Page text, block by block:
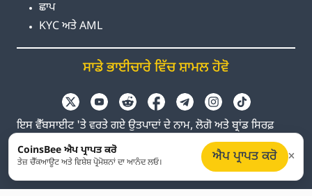
ਛਾਪ
KYC ਅਤੇ AML
ਸਾਡੇ ਭਾਈਚਾਰੇ ਵਿੱਚ ਸ਼ਾਮਲ ਹੋਵੋ
ਇਸ ਵੈੱਬਸਾਈਟ 'ਤੇ ਵਰਤੇ ਗਏ ਉਤਪਾਦਾਂ ਦੇ ਨਾਮ, ਲੋਗੋ ਅਤੇ ਬ੍ਰਾਂਡ ਸਿਰਫ਼
ਪਛਾਣ ਦੇ ਉਦੇਸ਼ਾਂ ਲਈ ਹਨ। ਸਾਰੇ ਟ੍ਰੇਡਮਾਰਕ ਅਤੇ ਰਜਿਸਟਰਡ ਟ੍ਰੇਡਮਾਰਕ
ਉਨ੍ਹਾਂ ਦੇ ਸਬੰਧਤ ਮਾਲਕਾਂ ਦੀ ਸੰਪਤੀ ਹਨ। Coinsbee ਸਬੰਧਤ ਕੰਪਨੀਆਂ
ਨਾਲ ਸੰਬੰਧਿਤ ਨਹੀਂ ਹੈ।
CoinsBee ਐਪ ਪ੍ਰਾਪਤ ਕਰੋ
ਤੇਜ਼ ਚੈੱਕਆਊਟ ਅਤੇ ਵਿਸ਼ੇਸ਼ ਪ੍ਰੋਮੋਸ਼ਨਾਂ ਦਾ ਆਨੰਦ ਲਓ। ਐਪ ਪ੍ਰਾਪਤ ਕਰੋ